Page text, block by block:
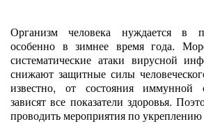
Организм человека нуждается в
особенно в зимнее время года.
систематические атаки вирусной
снижают защитные силы
известно, от состояния иммунной
зависят все показатели здоровья.
проводить мероприятия по